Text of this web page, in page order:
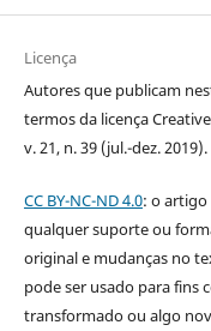
Licença
Autores que publicam
termos da licença
v. 21, n. 39 (jul.-dez. 2019).
CC BY-NC-ND 4.0: o artigo
qualquer suporte ou
original e mudanças no
pode ser usado para fins
transformado ou algo